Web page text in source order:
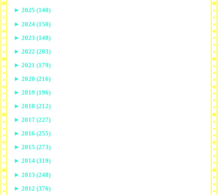
► 2025 (140)
► 2024 (150)
► 2023 (148)
► 2022 (203)
► 2021 (179)
► 2020 (216)
► 2019 (196)
► 2018 (212)
► 2017 (227)
► 2016 (255)
► 2015 (273)
► 2014 (319)
► 2013 (248)
► 2012 (376)